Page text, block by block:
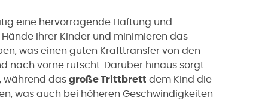
eine hervorragende Haftung und
Ihrer Kinder und minimieren das
was einen guten Krafttransfer von den
nach vorne rutscht. Darüber hinaus sorgt
während das große Trittbrett dem Kind die
was auch bei höheren Geschwindigkeiten